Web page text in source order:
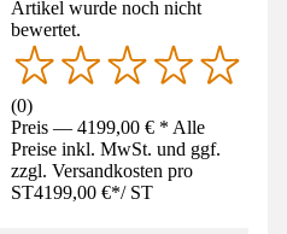
Artikel wurde noch nicht
bewertet.
(0)
Preis — 4199,00 € * Alle
Preise inkl. MwSt. und ggf.
zzgl. Versandkosten pro
ST4199,00 €*/ ST